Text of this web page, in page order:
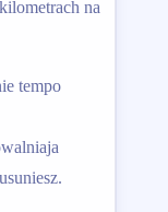
na
tempo